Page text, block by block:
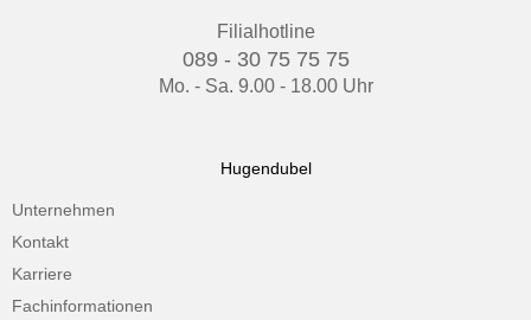
Filialhotline
089 - 30 75 75 75
Mo. - Sa. 9.00 - 18.00 Uhr
Hugendubel
Unternehmen
Kontakt
Karriere
Fachinformationen